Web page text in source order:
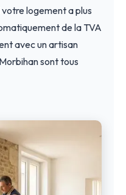
logement a plus
de la TVA
avec un artisan
sont tous